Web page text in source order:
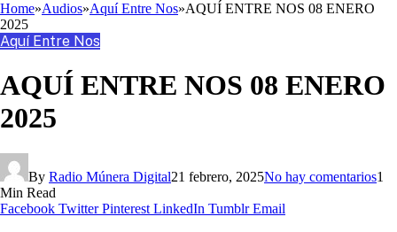
Home»Audios»Aquí Entre Nos»AQUÍ ENTRE NOS 08 ENERO
2025
Aquí Entre Nos
AQUÍ ENTRE NOS 08 ENERO
2025
By Radio Múnera Digital21 febrero, 2025No hay comentarios1
Min Read
Facebook Twitter Pinterest LinkedIn Tumblr Email